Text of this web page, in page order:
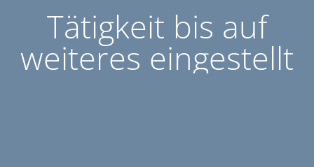
Tätigkeit bis auf
weiteres eingestellt